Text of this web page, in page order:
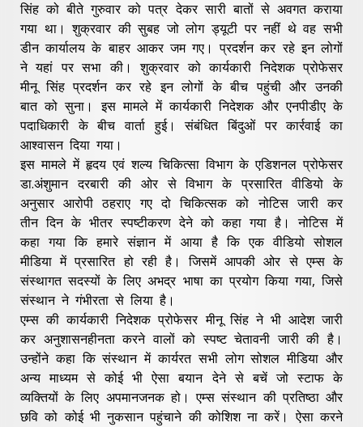
सिंह को बीते गुरुवार को पत्र देकर सारी बातों से अवगत कराया
गया था। शुक्रवार की सुबह जो लोग ड्यूटी पर नहीं थे वह सभी
डीन कार्यालय के बाहर आकर जम गए। प्रदर्शन कर रहे इन लोगों
ने यहां पर सभा की। शुक्रवार को कार्यकारी निदेशक प्रोफेसर
मीनू सिंह प्रदर्शन कर रहे इन लोगों के बीच पहुंची और उनकी
बात को सुना। इस मामले में कार्यकारी निदेशक और एनपीडीए के
पदाधिकारी के बीच वार्ता हुई। संबंधित बिंदुओं पर कार्रवाई का
आश्वासन दिया गया।
इस मामले में हृदय एवं शल्य चिकित्सा विभाग के एडिशनल प्रोफेसर
डा.अंशुमान दरबारी की ओर से विभाग के प्रसारित वीडियो के
अनुसार आरोपी ठहराए गए दो चिकित्सक को नोटिस जारी कर
तीन दिन के भीतर स्पष्टीकरण देने को कहा गया है। नोटिस में
कहा गया कि हमारे संज्ञान में आया है कि एक वीडियो सोशल
मीडिया में प्रसारित हो रही है। जिसमें आपकी ओर से एम्स के
संस्थागत सदस्यों के लिए अभद्र भाषा का प्रयोग किया गया, जिसे
संस्थान ने गंभीरता से लिया है।
एम्स की कार्यकारी निदेशक प्रोफेसर मीनू सिंह ने भी आदेश जारी
कर अनुशासनहीनता करने वालों को स्पष्ट चेतावनी जारी की है।
उन्होंने कहा कि संस्थान में कार्यरत सभी लोग सोशल मीडिया और
अन्य माध्यम से कोई भी ऐसा बयान देने से बचें जो स्टाफ के
व्यक्तियों के लिए अपमानजनक हो। एम्स संस्थान की प्रतिष्ठा और
छवि को कोई भी नुकसान पहुंचाने की कोशिश ना करें। ऐसा करने